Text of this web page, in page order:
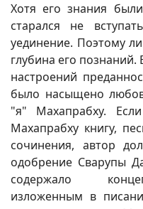
Хотя его знания
старался не
уединение. Поэтому
глубина его
настроений
было насыщено
"я" Махапрабху.
Махапрабху книгу,
сочинения, автор
одобрение Сварупы
содержало
изложенным в